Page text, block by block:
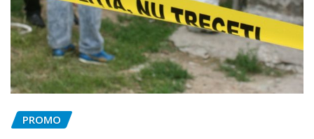
PROMO